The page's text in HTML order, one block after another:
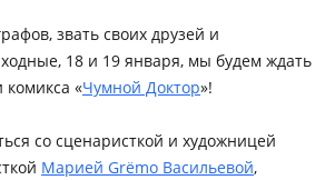
звать своих друзей и
18 и 19 января, мы будем ждать
«Чумной Доктор»!
со сценаристкой и художницей
Марией Grëmo Васильевой,